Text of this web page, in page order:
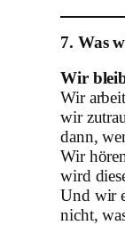
7. Was
Wir
Wir
wir
dann,
Wir
wird
Und wir
nicht,